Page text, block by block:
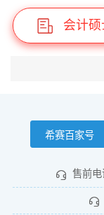
会计
希赛百家号
售前电